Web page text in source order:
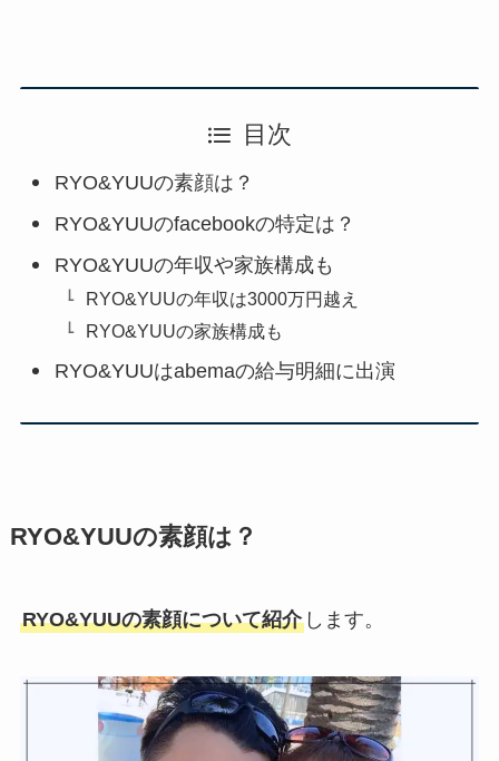
目次
RYO&YUUの素顔は？
RYO&YUUのfacebookの特定は？
RYO&YUUの年収や家族構成も
RYO&YUUの年収は3000万円越え
RYO&YUUの家族構成も
RYO&YUUはabemaの給与明細に出演
RYO&YUUの素顔は？
RYO&YUUの素顔について紹介します。